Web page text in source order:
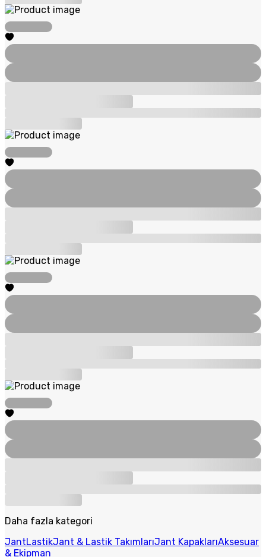
Daha fazla kategori
JantLastikJant & Lastik TakımlarıJant KapaklarıAksesuar
& Ekipman